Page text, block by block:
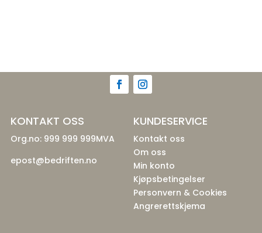
KONTAKT OSS
Org.no: 999 999 999MVA
epost@bedriften.no
KUNDESERVICE
Kontakt oss
Om oss
Min konto
Kjøpsbetingelser
Personvern & Cookies
Angrerettskjema